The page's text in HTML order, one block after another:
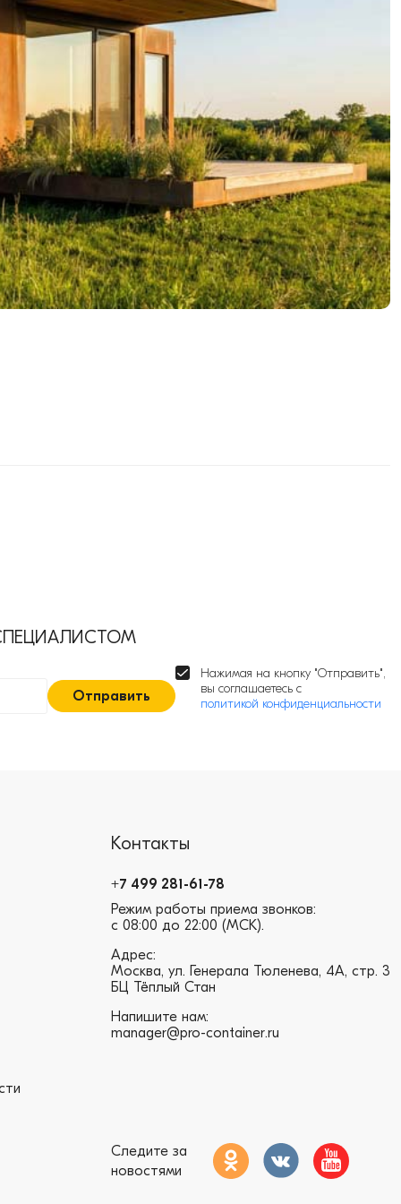
Отправить
Нажимая на кнопку "Отправить",
вы соглашаетесь с
политикой конфиденциальности
Контакты
+7 499 281-61-78
Режим работы приема звонков:
с 08:00 до 22:00 (МСК).
Адрес:
Москва, ул. Генерала Тюленева, 4А, стр. 3
БЦ Тёплый Стан
Напишите нам:
manager@pro-container.ru
Следите за
новостями